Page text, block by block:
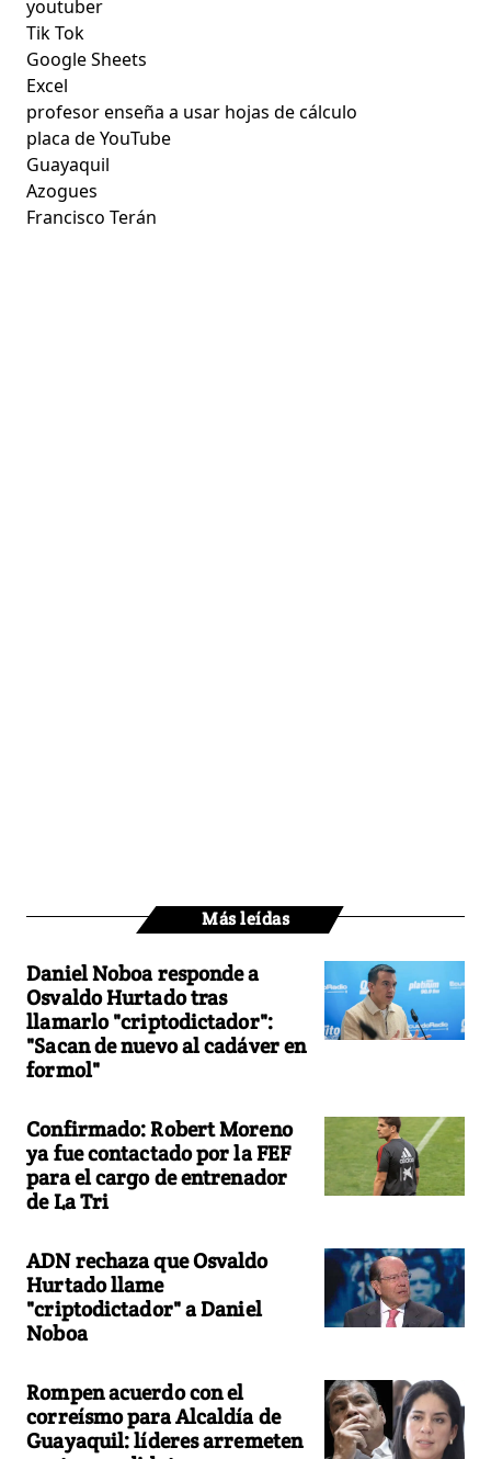
youtuber
Tik Tok
Google Sheets
Excel
profesor enseña a usar hojas de cálculo
placa de YouTube
Guayaquil
Azogues
Francisco Terán
Más leídas
Daniel Noboa responde a
Osvaldo Hurtado tras
llamarlo "criptodictador":
"Sacan de nuevo al cadáver en
formol"
Confirmado: Robert Moreno
ya fue contactado por la FEF
para el cargo de entrenador
de La Tri
ADN rechaza que Osvaldo
Hurtado llame
"criptodictador" a Daniel
Noboa
Rompen acuerdo con el
correísmo para Alcaldía de
Guayaquil: líderes arremeten